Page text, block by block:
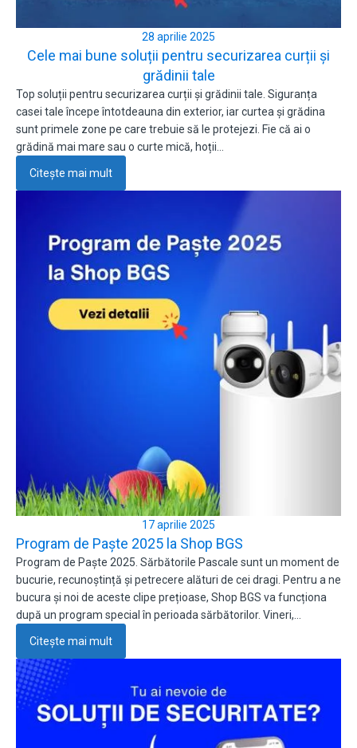
28 aprilie 2025
Cele mai bune soluții pentru securizarea curții și
grădinii tale
Top soluții pentru securizarea curții și grădinii tale. Siguranța
casei tale începe întotdeauna din exterior, iar curtea și grădina
sunt primele zone pe care trebuie să le protejezi. Fie că ai o
grădină mai mare sau o curte mică, hoții…
Citește mai mult
17 aprilie 2025
Program de Paște 2025 la Shop BGS
Program de Paște 2025. Sărbătorile Pascale sunt un moment de
bucurie, recunoștință și petrecere alături de cei dragi. Pentru a ne
bucura și noi de aceste clipe prețioase, Shop BGS va funcționa
după un program special în perioada sărbătorilor. Vineri,…
Citește mai mult